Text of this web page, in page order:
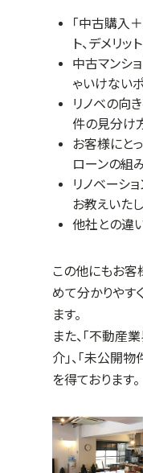
「中古購入
ト、デメリッ
中古マンシ
ゃいけない
リノベの向
件の見分け
お客様にと
ローンの組
リノベーシ
お教えいた
他社との違
この他にもお客
めて分かりやす
ます。
また、「不動産
介」、「未公開
を得ております。